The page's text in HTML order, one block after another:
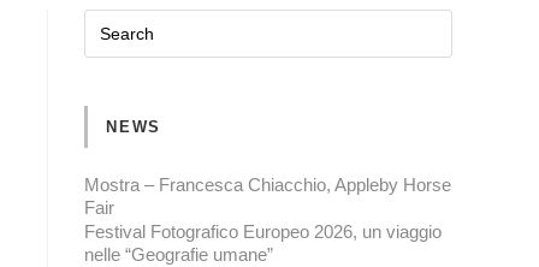
NEWS
Mostra – Francesca Chiacchio, Appleby Horse
Fair
Festival Fotografico Europeo 2026, un viaggio
nelle “Geografie umane”